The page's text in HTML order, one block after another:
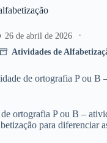
26 de abril de 2026
Atividades de
de ortografia P ou B
ortografia P ou B –
para diferenciar